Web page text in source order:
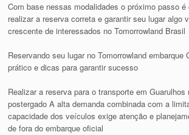
Com base nessas modalidades o próximo passo é
realizar a reserva correta e garantir seu lugar algo
crescente de interessados no Tomorrowland Brasil
Reservando seu lugar no Tomorrowland embarque
prático e dicas para garantir sucesso
Realizar a reserva para o transporte em Guarulhos
postergado A alta demanda combinada com a
capacidade dos veículos exige atenção e
de fora do embarque oficial